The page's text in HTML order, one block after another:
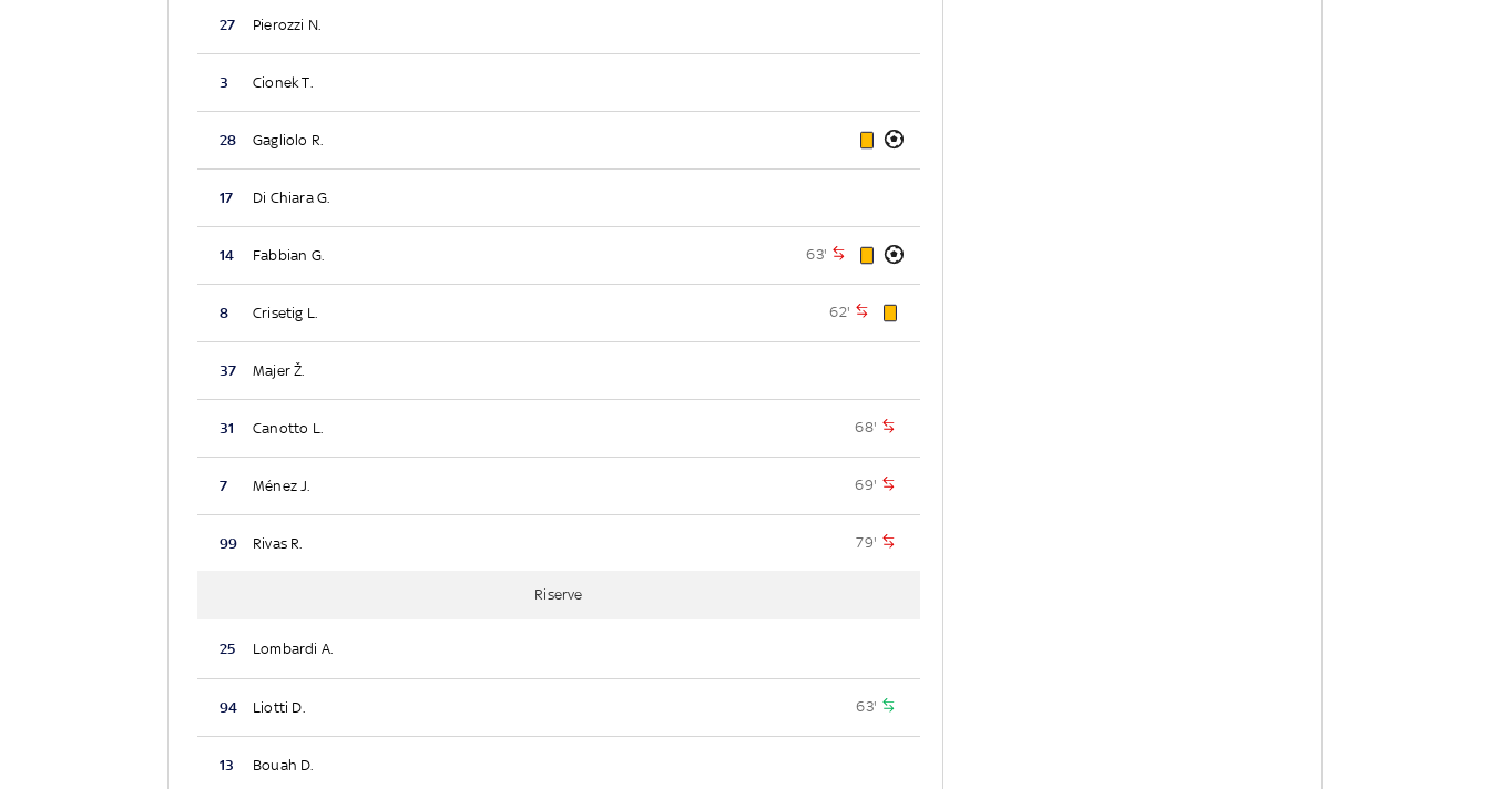
27 Pierozzi N.
3 Cionek T.
28 Gagliolo R.
17 Di Chiara G.
14 Fabbian G. 63'
8 Crisetig L. 62'
37 Majer Ž.
31 Canotto L. 68'
7 Ménez J. 69'
99 Rivas R. 79'
Riserve
25 Lombardi A.
94 Liotti D. 63'
13 Bouah D.